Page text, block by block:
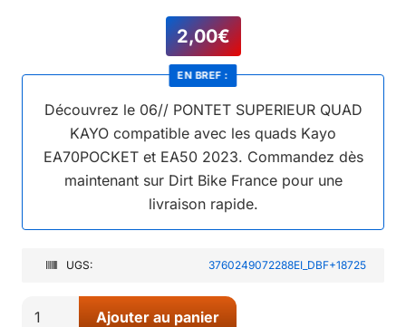
2,00€
Découvrez le 06// PONTET SUPERIEUR QUAD
KAYO compatible avec les quads Kayo
EA70POCKET et EA50 2023. Commandez dès
maintenant sur Dirt Bike France pour une
livraison rapide.
EN BREF :
UGS: 3760249072288EI_DBF+18725
Ajouter au panier